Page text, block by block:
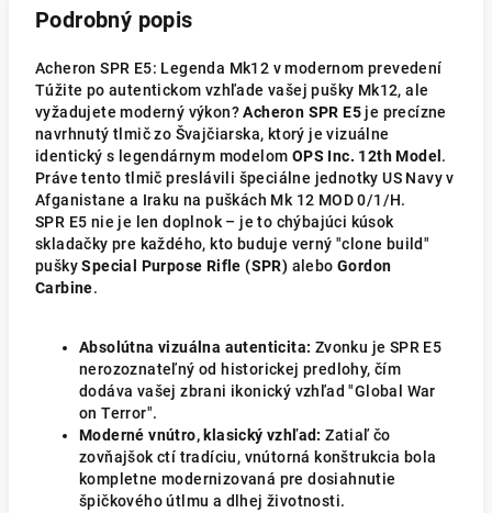
Podrobný popis
Acheron SPR E5: Legenda Mk12 v modernom prevedení
Túžite po autentickom vzhľade vašej pušky Mk12, ale
vyžadujete moderný výkon?Acheron SPR E5 je precízne
navrhnutý tlmič zo Švajčiarska, ktorý je vizuálne
identický s legendárnym modelom OPS Inc. 12th Model .
Práve tento tlmič preslávili špeciálne jednotky US Navy v
Afganistane a Iraku na puškách Mk 12 MOD 0/1/H.
SPR E5 nie je len doplnok – je to chýbajúci kúsok
skladačky pre každého, kto buduje verný "clone build"
puškySpecial Purpose Rifle (SPR) aleboGordon
Carbine.
Absolútna vizuálna autenticita: Zvonku je SPR E5
nerozoznateľný od historickej predlohy, čím
dodáva vašej zbrani ikonický vzhľad "Global War
on Terror".
Moderné vnútro, klasický vzhľad: Zatiaľ čo
zovňajšok ctí tradíciu, vnútorná konštrukcia bola
kompletne modernizovaná pre dosiahnutie
špičkového útlmu a dlhej životnosti.